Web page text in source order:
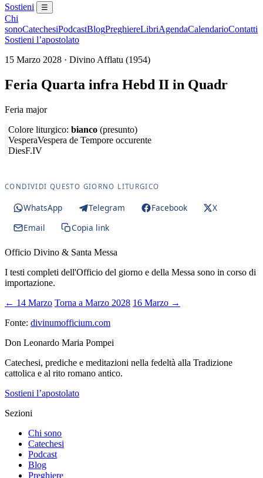
Sostieni ☰
Chi
sonoCatechesiPodcastBlogPreghiereLibriAgendaCalendarioContatti
Sostieni l’apostolato
15 Marzo 2028 · Divino Afflatu (1954)
Feria Quarta infra Hebd II in Quadr
Feria major
Colore liturgico: bianco (presunto)
VesperaVespera de Tempore occurente
DiesF.IV
CONDIVIDI QUESTO GIORNO LITURGICO
WhatsApp Telegram Facebook
X
Email
Copia link
Officio Divino & Santa Messa
I testi completi dell'Officio del giorno e della Messa sono in corso di
importazione.
← 14 Marzo Torna a Marzo 2028 16 Marzo →
Fonte: divinumofficium.com
Don Leonardo Maria Pompei
Catechesi, prediche e meditazioni nella fedeltà alla Tradizione
cattolica e al rito romano antico.
Sostieni l’apostolato
Sezioni
Chi sono
Catechesi
Podcast
Blog
Preghiere